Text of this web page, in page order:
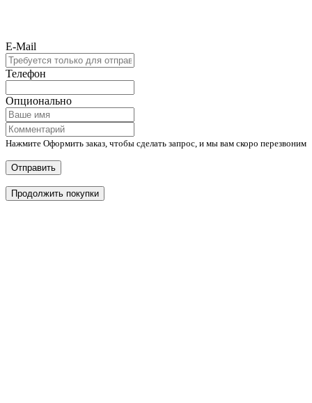
E-Mail
Телефон
Опционально
Нажмите Оформить заказ, чтобы сделать запрос, и мы вам скоро перезвоним
Отправить
Продолжить покупки